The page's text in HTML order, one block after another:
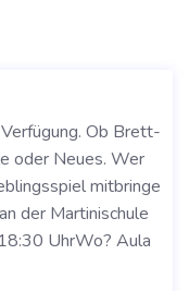
Ob Brett-
oder Neues. Wer
mitbringe
der Martinischule
UhrWo? Aula